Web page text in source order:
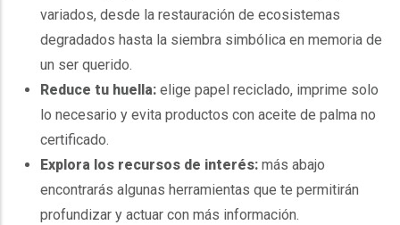
variados, desde la restauración de ecosistemas
degradados hasta la siembra simbólica en memoria de
un ser querido.
Reduce tu huella: elige papel reciclado, imprime solo
lo necesario y evita productos con aceite de palma no
certificado.
Explora los recursos de interés: más abajo
encontrarás algunas herramientas que te permitirán
profundizar y actuar con más información.